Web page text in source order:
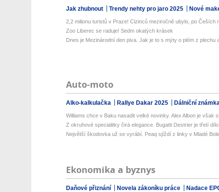
Jak zhubnout Trendy nehty pro jaro 2025 Nové
2,2 milionu turistů v Praze! Cizinců meziročně ubylo, po Češích
Zoo Liberec se raduje! Sedm okatých krásek
Dnes je Mezinárodní den piva. Jak je to s mýty o pitím z plechu
Auto-moto
Alko-kalkulačka Rallye Dakar 2025 Dálniční
Williams chce v Baku nasadit velké novinky. Alex Albon je však
Z okruhové specialitky čirá elegance. Bugatti Destrier je třetí
Největší škodovka už se vyrábí. Peaq sjíždí z linky v Mladé
Ekonomika a byznys
Daňové přiznání Novela zákoníku práce Nadace